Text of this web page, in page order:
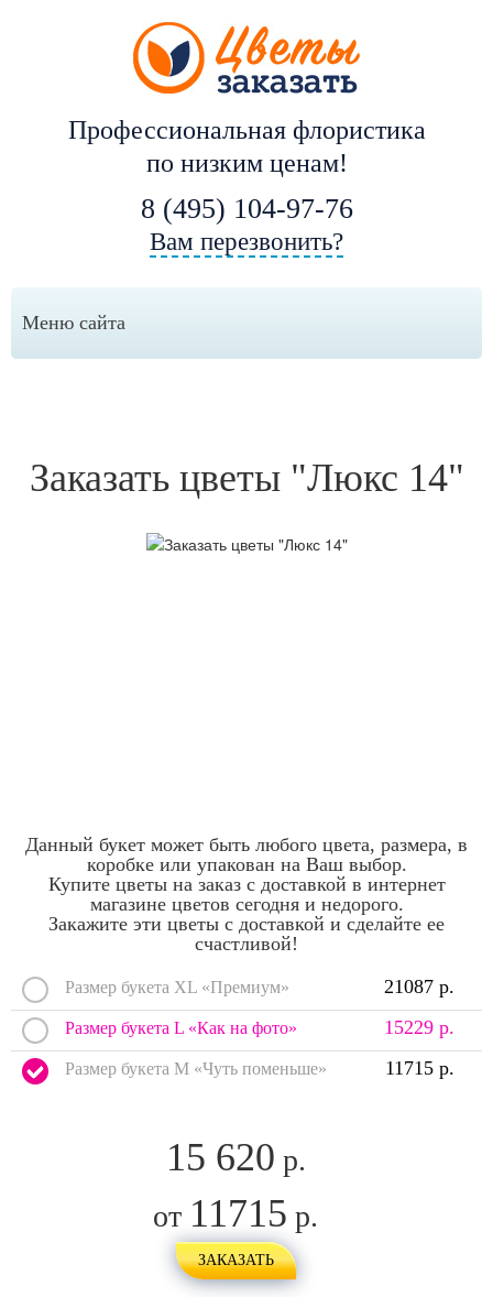
Профессиональная флористика
по низким ценам!
8 (495) 104-97-76
Вам перезвонить?
Меню сайта
Заказать цветы "Люкс 14"
Данный букет может быть любого цвета, размера, в
коробке или упакован на Ваш выбор.
Купите цветы на заказ с доставкой в интернет
магазине цветов сегодня и недорого.
Закажите эти цветы с доставкой и сделайте ее
счастливой!
Размер букета XL «Премиум» 21087 р.
Размер букета L «Как на фото» 15229 р.
Размер букета M «Чуть поменьше» 11715 р.
15 620 р.
от 11715 р.
ЗАКАЗАТЬ